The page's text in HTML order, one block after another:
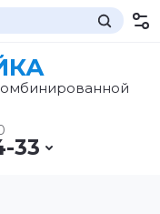
33